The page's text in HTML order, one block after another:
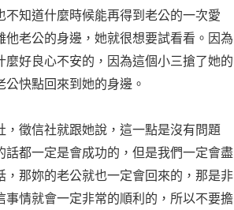
知道什麼時候能再得到老公的一次愛
老公的身邊，她就很想要試看看。因為
好良心不安的，因為這個小三搶了她的
快點回來到她的身邊。
徵信社就跟她說，這一點是沒有問題
都一定是會成功的，但是我們一定會盡
那妳的老公就也一定會回來的，那是非
情就會一定非常的順利的，所以不要擔